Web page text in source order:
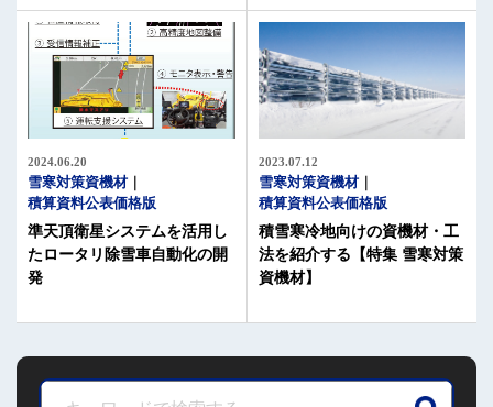
前線を快適にする～
2024.06.20
雪寒対策資機材
積算資料公表価格版
準天頂衛星システムを活用し
たロータリ除雪車自動化の開
発
2023.07.12
雪寒対策資機材
積算資料公表価格版
積雪寒冷地向けの資機材・工
法を紹介する【特集 雪寒対策
資機材】